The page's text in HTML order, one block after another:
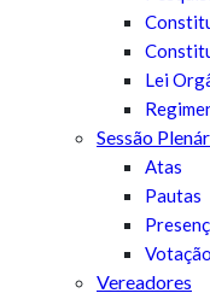
Lei
Sessão
Atas
Pautas
Votação
Vereadores